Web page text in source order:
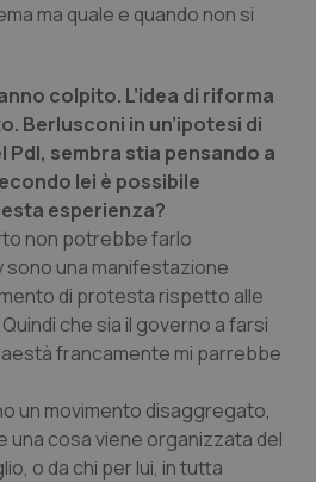
ma quale e quando non si
colpito. L’idea di riforma
Berlusconi in un’ipotesi di
sembra stia pensando a
lei è possibile
esperienza?
non potrebbe farlo
una manifestazione
di protesta rispetto alle
che sia il governo a farsi
francamente mi parrebbe
un movimento disaggregato,
una cosa viene organizzata del
o da chi per lui, in tutta
Fornitore/ Dominio
CookieScript
www.quotidianosanita.it
5